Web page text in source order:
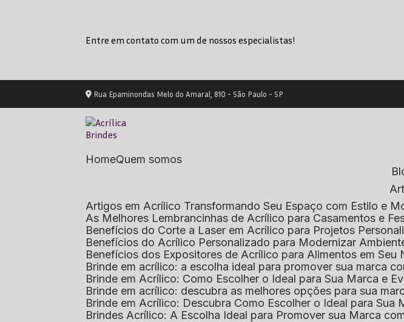
Entre em contato com um de nossos especialistas!
Rua Epaminondas Melo do Amaral, 810 - São Paulo - SP
Home
Quem somos
Artigos em Acrílico Transformando Seu Espaço com Estilo e
As Melhores Lembrancinhas de Acrílico para Casamentos e
Benefícios do Corte a Laser em Acrílico para Projetos
Benefícios do Acrílico Personalizado para Modernizar
Benefícios dos Expositores de Acrílico para Alimentos em Seu
Brinde em acrílico: a escolha ideal para promover sua marca
Brinde em Acrílico: Como Escolher o Ideal para Sua Marca e
Brinde em acrílico: descubra as melhores opções para sua
Brinde em Acrílico: Descubra Como Escolher o Ideal para Sua
Brindes Acrílico: A Escolha Ideal para Promover sua Marca